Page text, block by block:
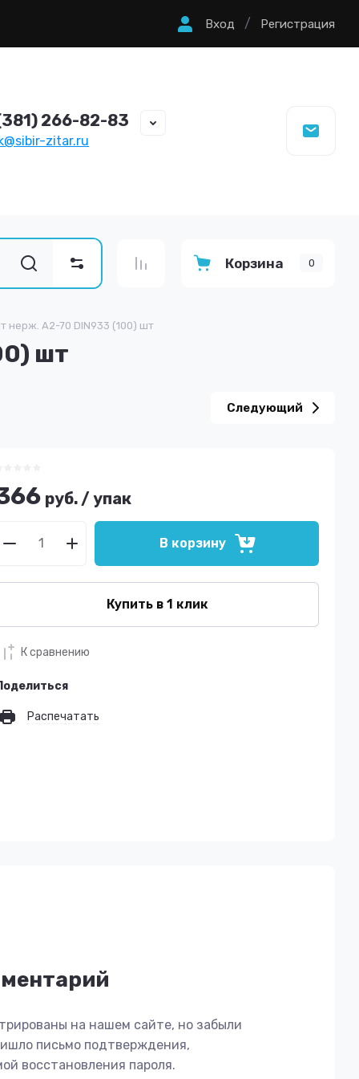
Вход / Регистрация
266-82-83
zitar.ru
Корзина 0
нерж. А2-70 DIN933 (100) шт
шт
Следующий
руб. /упак
В корзину
Купить в 1 клик
К сравнению
Распечатать
на нашем сайте, но забыли
письмо подтверждения,
восстановления пароля.